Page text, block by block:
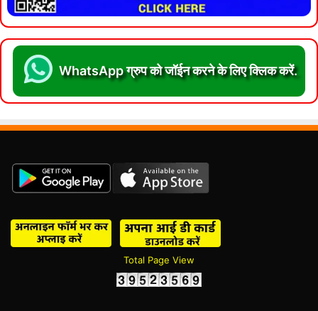
WhatsApp ग्रुप को जॉईन करने के लिए क्लिक करें.
Total Page View